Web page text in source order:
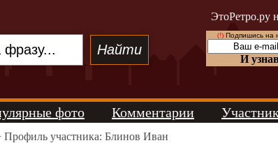
ЭтоРетро.ру
(!)Подпишись на
И
фото Комментарии
Профиль участника: Блинов Иван